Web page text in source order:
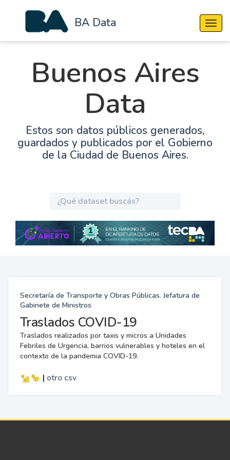
BA Data
Buenos Aires
Data
Estos son datos públicos generados,
guardados y publicados por el Gobierno
de la Ciudad de Buenos Aires.
Secretaría de Transporte y Obras Públicas. Jefatura de
Gabinete de Ministros
Traslados COVID-19
Traslados realizados por taxis y micros a Unidades
Febriles de Urgencia, barrios vulnerables y hoteles en el
contexto de la pandemia COVID-19.
| otro csv